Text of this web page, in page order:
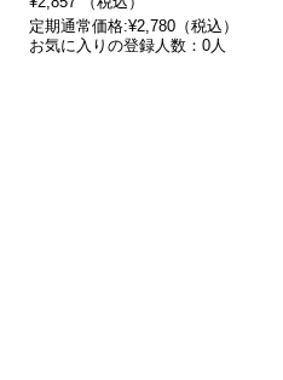
定期通常価格:¥2,780（税込）
お気に入りの登録人数：0人